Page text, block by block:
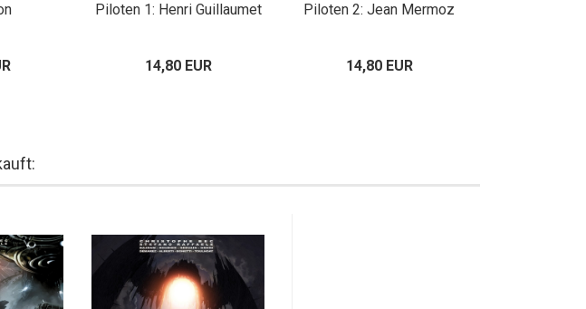
Piloten 1: Henri Guillaumet
14,80 EUR
Piloten 2: Jean Mermoz
14,80 EUR